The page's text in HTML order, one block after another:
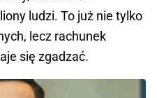
ludzi. To już nie tylko
lecz rachunek
się zgadzać.